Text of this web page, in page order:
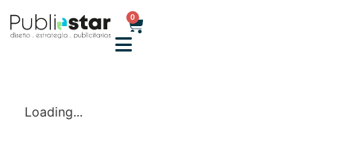
0
Loading...